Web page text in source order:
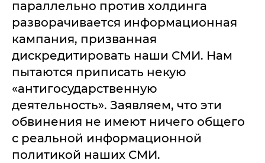
параллельно против холдинга
разворачивается информационная
кампания, призванная
дискредитировать наши СМИ. Нам
пытаются приписать некую
«антигосударственную
деятельность». Заявляем, что эти
обвинения не имеют ничего общего
с реальной информационной
политикой наших СМИ.